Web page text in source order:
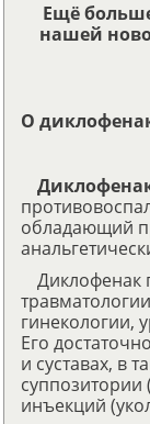
Ещё
нашей
О
обладающий
Диклофенак
гинекологии,
Его
и суставах, в
суппозитории
инъекций